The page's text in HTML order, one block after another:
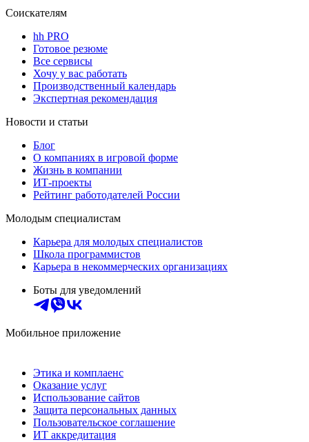
Соискателям
hh PRO
Готовое резюме
Все сервисы
Хочу у вас работать
Производственный календарь
Экспертная рекомендация
Новости и статьи
Блог
О компаниях в игровой форме
Жизнь в компании
ИТ-проекты
Рейтинг работодателей России
Молодым специалистам
Карьера для молодых специалистов
Школа программистов
Карьера в некоммерческих организациях
Боты для уведомлений
Мобильное приложение
Этика и комплаенс
Оказание услуг
Использование сайтов
Защита персональных данных
Пользовательское соглашение
ИТ аккредитация